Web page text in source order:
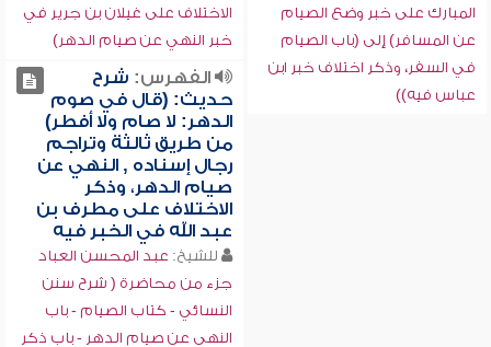
المبارك على خبر وضع الصيام
عن المسافر) إلى (باب الصيام
في السفر، وذكر اختلاف خبر ابن
عباس فيه))
الاختلاف على غيلان بن جرير في
خبر النهي عن صيام الدهر)
الفهرس: شرح
حديث: (قال في صوم
الدهر: لا صام ولا أفطر)
من طريق ثالثة وتراجم
رجال إسناده , النهي عن
صيام الدهر، وذكر
الاختلاف على مطرف بن
عبد الله في الخبر فيه
للشيخ: عبد المحسن العباد
جزء من محاضرة ( شرح سنن
النسائي - كتاب الصيام - باب
النهي عن صيام الدهر - باب ذكر